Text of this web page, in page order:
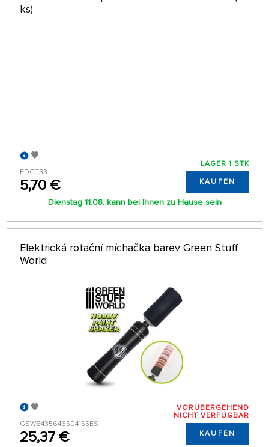
ks)
EDGT33
5,70 €
LAGER 1 STK
KAUFEN
Dienstag 11.08. kann bei Ihnen zu Hause sein
Elektrická rotační míchačka barev Green Stuff
World
GSW8435646504155ES
25,37 €
VORÜBERGEHEND
NICHT VERFÜGBAR
KAUFEN